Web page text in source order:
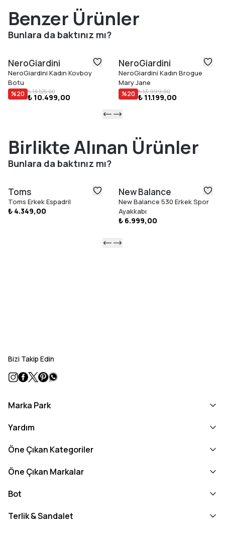
Benzer Ürünler
Bunlara da baktınız mı?
NeroGiardini
NeroGiardini Kadın Kovboy
Botu
%20 ₺ 13.125,00
₺ 10.499,00
NeroGiardini
NeroGiardini Kadın Brogue
Mary Jane
%20 ₺ 13.999,00
₺ 11.199,00
Birlikte Alınan Ürünler
Bunlara da baktınız mı?
Toms
Toms Erkek Espadril
₺ 4.349,00
New Balance
New Balance 530 Erkek Spor
Ayakkabı
₺ 6.999,00
Bizi Takip Edin
Marka Park
Yardım
Öne Çıkan Kategoriler
Öne Çıkan Markalar
Bot
Terlik & Sandalet